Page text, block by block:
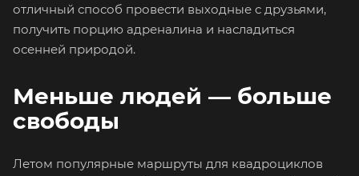
отличный способ провести выходные с друзьями,
получить порцию адреналина и насладиться
осенней природой.
Меньше людей — больше
свободы
Летом популярные маршруты для квадроциклов